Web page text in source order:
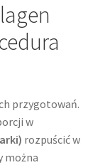
przygotowań.
w
rozpuścić w
można